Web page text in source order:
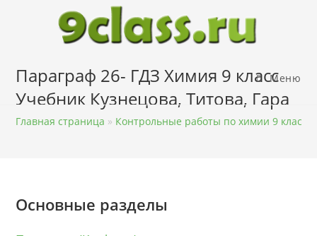
содержимому
Меню
Параграф 26- ГДЗ Химия 9 класс
Учебник Кузнецова, Титова, Гара
Главная страница » Контрольные работы по химии 9 класс
Основные разделы